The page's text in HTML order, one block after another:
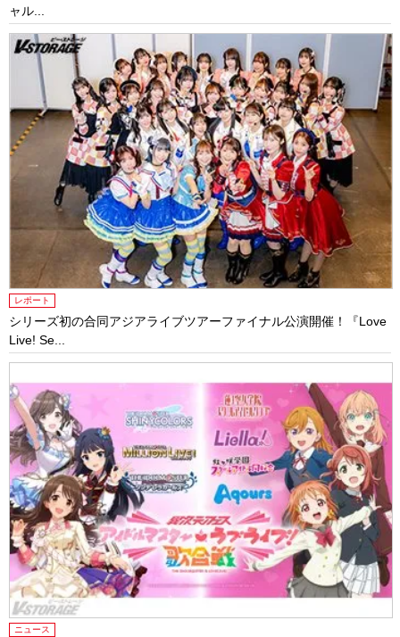
ャル...
レポート
シリーズ初の合同アジアライブツアーファイナル公演開催！『Love
Live! Se...
ニュース